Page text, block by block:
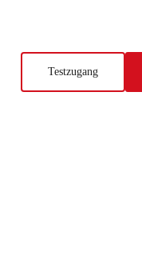
Testzugang